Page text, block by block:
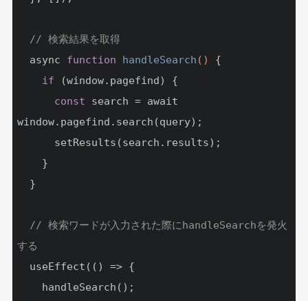
// 検索結果を取得
  async
function handleSearch ()
{
if (window.pagefind) {
const search = await
window.pagefind.search(query);
// 検索ワードが入力された際にhandleSearchを発火
する